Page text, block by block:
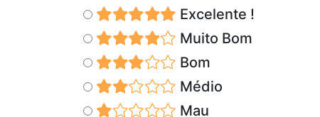
Excelente !
Muito Bom
Bom
Médio
Mau